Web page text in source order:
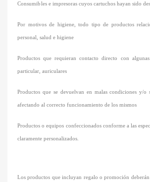
Consumibles e impresoras cuyos cartuchos hayan sido
Por motivos de higiene, todo tipo de productos
personal, salud e higiene
Productos que requieran contacto directo con
particular, auriculares
Productos que se devuelvan en malas condiciones y/o
afectando al correcto funcionamiento de los mismos
Productos o equipos confeccionados conforme a las
claramente personalizados.
Los productos que incluyan regalo o promoción